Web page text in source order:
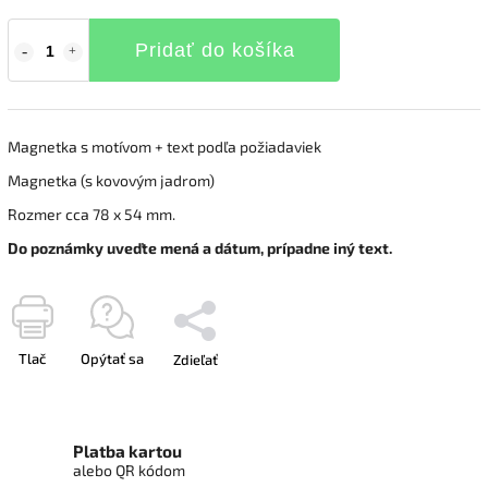
Pridať do košíka
Magnetka s motívom + text podľa požiadaviek
Magnetka (s kovovým jadrom)
Rozmer cca 78 x 54 mm.
Do poznámky uveďte mená a dátum, prípadne iný text.
Tlač Opýtať sa Zdieľať
Platba kartou
alebo QR kódom